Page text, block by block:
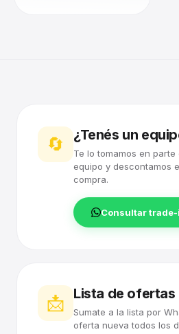
🔄 ¿Tenés un
Te lo tomamos en
equipo y descontamos
compra.
Consultar
📩 Lista de ofertas
Sumate a la lista por
oferta nueva todos los